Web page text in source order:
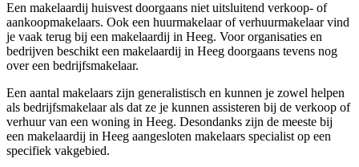
Een makelaardij huisvest doorgaans niet uitsluitend verkoop- of
aankoopmakelaars. Ook een huurmakelaar of verhuurmakelaar vind
je vaak terug bij een makelaardij in Heeg. Voor organisaties en
bedrijven beschikt een makelaardij in Heeg doorgaans tevens nog
over een bedrijfsmakelaar.
Een aantal makelaars zijn generalistisch en kunnen je zowel helpen
als bedrijfsmakelaar als dat ze je kunnen assisteren bij de verkoop of
verhuur van een woning in Heeg. Desondanks zijn de meeste bij
een makelaardij in Heeg aangesloten makelaars specialist op een
specifiek vakgebied.